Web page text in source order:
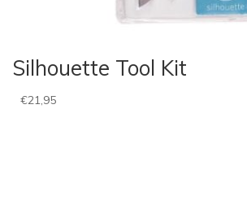
Silhouette Tool Kit
€21,95